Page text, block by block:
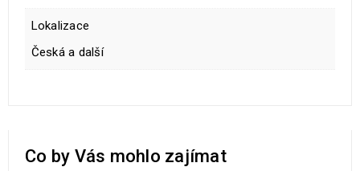
Lokalizace
Česká a další
Co by Vás mohlo zajímat